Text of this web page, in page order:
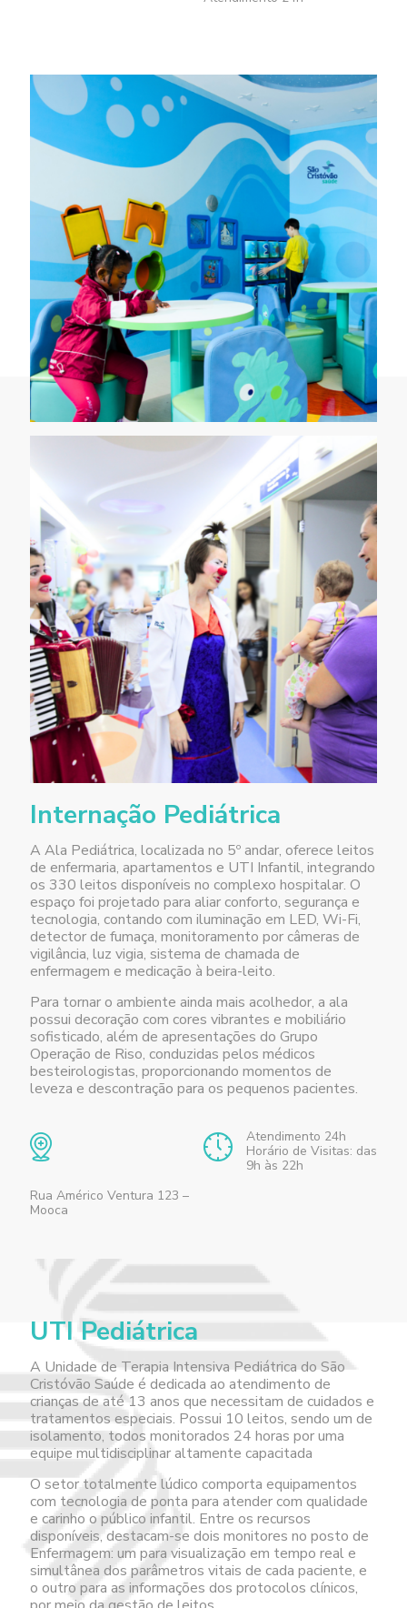
Internação Pediátrica
A Ala Pediátrica, localizada no 5º andar, oferece leitos
de enfermaria, apartamentos e UTI Infantil, integrando
os 330 leitos disponíveis no complexo hospitalar. O
espaço foi projetado para aliar conforto, segurança e
tecnologia, contando com iluminação em LED, Wi-Fi,
detector de fumaça, monitoramento por câmeras de
vigilância, luz vigia, sistema de chamada de
enfermagem e medicação à beira-leito.
Para tornar o ambiente ainda mais acolhedor, a ala
possui decoração com cores vibrantes e mobiliário
sofisticado, além de apresentações do Grupo
Operação de Riso, conduzidas pelos médicos
besteirologistas, proporcionando momentos de
leveza e descontração para os pequenos pacientes.
Rua Américo Ventura 123 –
Mooca
Atendimento 24h
Horário de Visitas: das
9h às 22h
UTI Pediátrica
A Unidade de Terapia Intensiva Pediátrica do São
Cristóvão Saúde é dedicada ao atendimento de
crianças de até 13 anos que necessitam de cuidados e
tratamentos especiais. Possui 10 leitos, sendo um de
isolamento, todos monitorados 24 horas por uma
equipe multidisciplinar altamente capacitada
O setor totalmente lúdico comporta equipamentos
com tecnologia de ponta para atender com qualidade
e carinho o público infantil. Entre os recursos
disponíveis, destacam-se dois monitores no posto de
Enfermagem: um para visualização em tempo real e
simultânea dos parâmetros vitais de cada paciente, e
o outro para as informações dos protocolos clínicos,